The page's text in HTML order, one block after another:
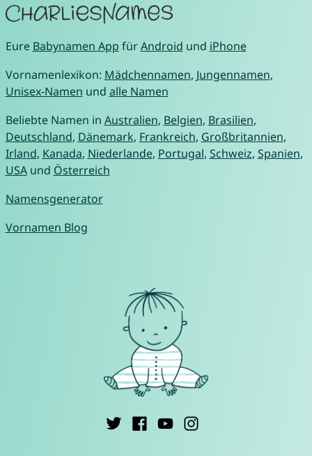
Eure Babynamen App fürAndroid und iPhone
Vornamenlexikon: Mädchennamen, Jungennamen,
Unisex-Namen und alle Namen
Beliebte Namen in Australien, Belgien, Brasilien,
Deutschland, Dänemark, Frankreich, Großbritannien,
Irland, Kanada, Niederlande, Portugal, Schweiz, Spanien,
USAund Österreich
Namensgenerator
Vornamen Blog